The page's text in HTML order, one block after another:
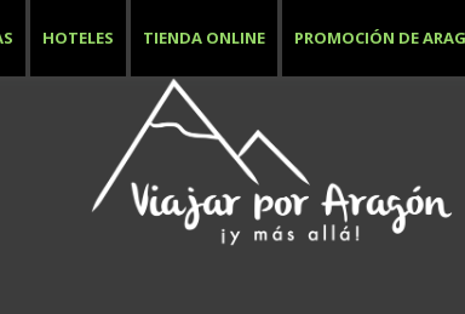
HOTELES TIENDA ONLINE PROMOCIÓN DE